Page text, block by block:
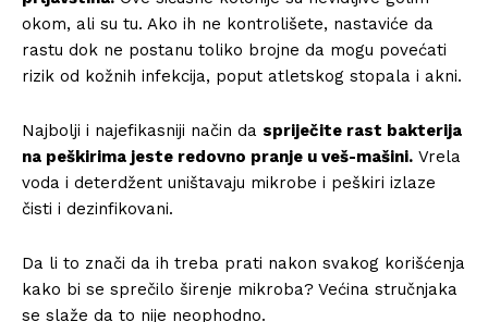
okom, ali su tu. Ako ih ne kontrolišete, nastaviće da
rastu dok ne postanu toliko brojne da mogu povećati
rizik od kožnih infekcija, poput atletskog stopala i akni.
Najbolji i najefikasniji način da spriječite rast bakterija
na peškirima jeste redovno pranje u veš-mašini. Vrela
voda i deterdžent uništavaju mikrobe i peškiri izlaze
čisti i dezinfikovani.
Da li to znači da ih treba prati nakon svakog korišćenja
kako bi se sprečilo širenje mikroba? Većina stručnjaka
se slaže da to nije neophodno.